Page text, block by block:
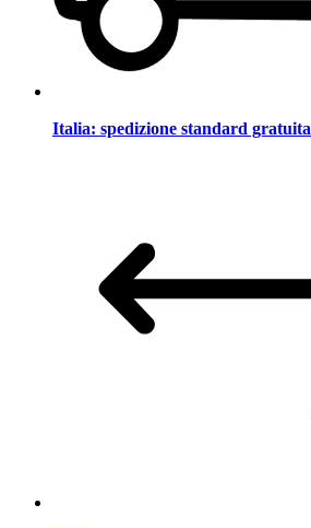
Italia: spedizione standard gratuita